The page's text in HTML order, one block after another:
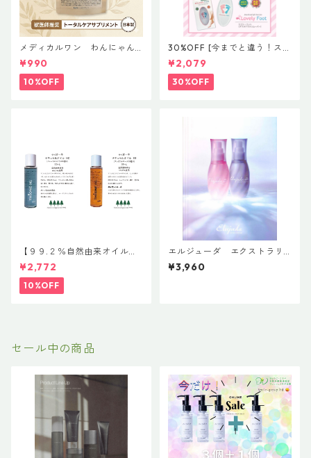
メディカルワン わんにゃん
元気ing ビッツタイプ 犬用
¥990
10%OFF
30%OFF [今までと違う！スゴ
イ！！かかと角質削り]Lovely
foot ラブリーフット グラスケ
ラスリムーバー
¥2,079
30%OFF
【９９.２％自然由来オイル】
【髪＆全身OK】【濡れ髪にお
すすめ】【コスパ最強】ティ
オーネ ナチュラルオイル 80m
L
¥2,772
10%OFF
エルジューダ エクストラリ
ペア 「EXTRA REPAIR SERU
M」＆「EXTRA REPAIR MILK
¥3,960
セール中の商品